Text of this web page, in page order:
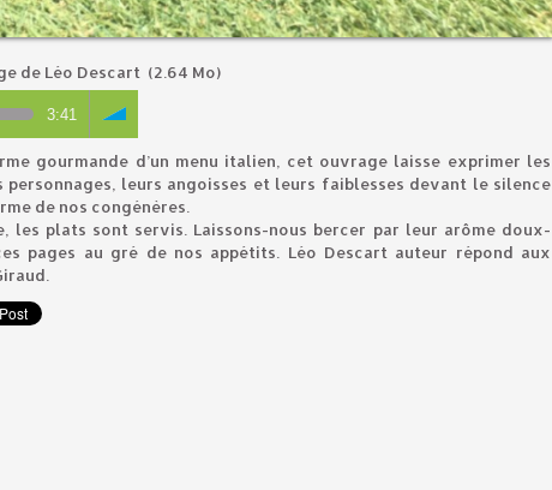
de Léo Descart (2.64 Mo)
3:41
gourmande d’un menu italien, cet ouvrage laisse exprimer les
personnages, leurs angoisses et leurs faiblesses devant le silence
de nos congénères.
les plats sont servis. Laissons-nous bercer par leur arôme doux-
pages au gré de nos appétits. Léo Descart auteur répond aux